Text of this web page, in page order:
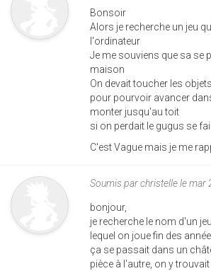
Bonsoir
Alors je recherche un jeu
l'ordinateur
Je me souviens que sa se
maison
On devait toucher les
pour pourvoir avancer
monter jusqu'au toit
si on perdait le gugus se
C'est Vague mais je me
Soumis parchristellele mar
bonjour,
je recherche le nom d'un
lequel on joue fin des
ça se passait dans un
pièce à l'autre, on y